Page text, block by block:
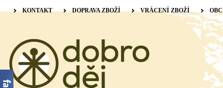
KONTAKT DOPRAVA ZBOŽÍ VRÁCENÍ ZBOŽÍ